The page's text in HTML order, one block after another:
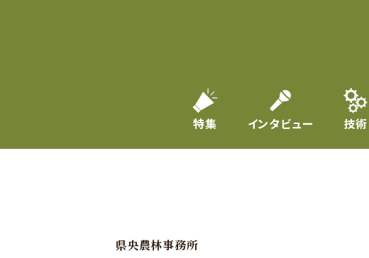
特集 インタビュー 技術
県央農林事務所